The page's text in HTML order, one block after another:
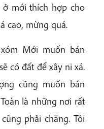
mới thích hợp cho
cao, mừng quá.
Mới muốn bán
có đất để xây ni xá.
cũng muốn bán
là những nơi rất
phải chăng. Tôi